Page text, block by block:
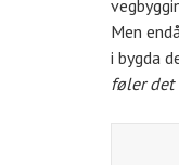
Men
i bygda
føler det